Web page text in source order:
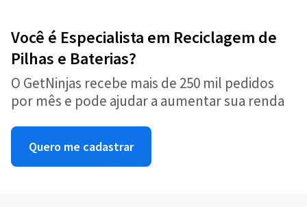
Você é Especialista em Reciclagem de
Pilhas e Baterias?
O GetNinjas recebe mais de 250 mil pedidos
por mês e pode ajudar a aumentar sua renda
Quero me cadastrar